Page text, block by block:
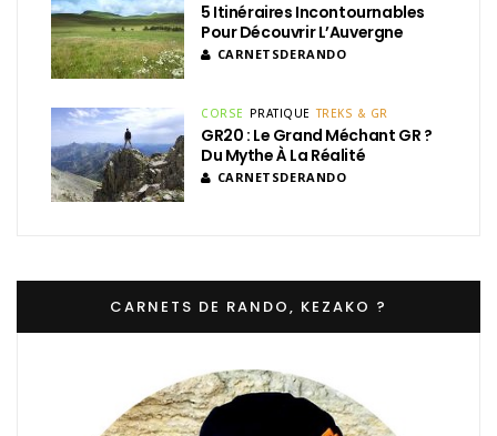
5 Itinéraires Incontournables
Pour Découvrir L’Auvergne
CARNETSDERANDO
CORSE PRATIQUE TREKS & GR
GR20 : Le Grand Méchant GR ?
Du Mythe À La Réalité
CARNETSDERANDO
CARNETS DE RANDO, KEZAKO ?